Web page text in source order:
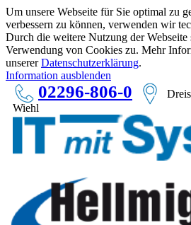
Um unsere Webseite für Sie optimal zu
verbessern zu können, verwenden wir
Durch die weitere Nutzung der Webseite
Verwendung von Cookies zu. Mehr
unsererDatenschutzerklärung.
Information ausblenden
02296-806-0
Wiehl